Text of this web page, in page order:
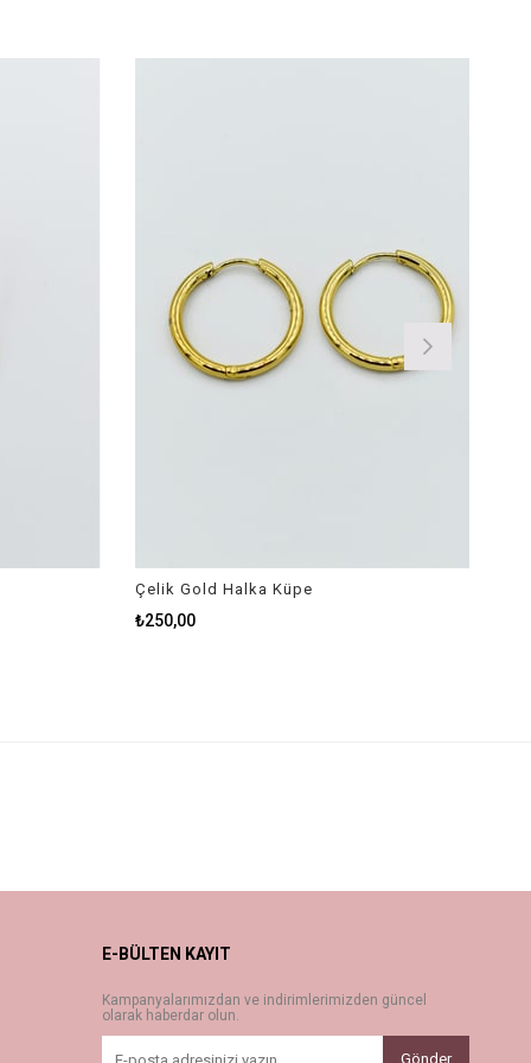
Çelik Gold Halka Küpe
₺250,00
E-BÜLTEN KAYIT
Kampanyalarımızdan ve indirimlerimizden güncel
olarak haberdar olun.
Gönder